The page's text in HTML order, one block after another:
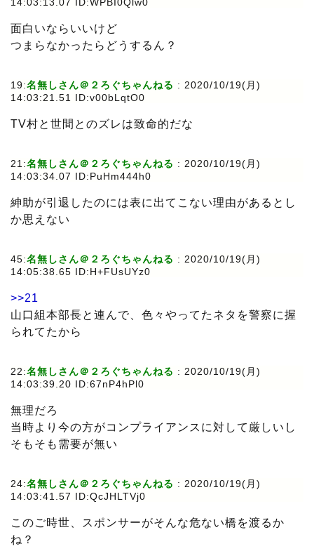
14:03:13.07 ID:WPBI0Qlw0
面白いならいいけど
つまらなかったらどうするん？
19:名無しさん＠２ろぐちゃんねる : 2020/10/19(月)
14:03:21.51 ID:v00bLqtO0
TV村と世間とのズレは致命的だな
21:名無しさん＠２ろぐちゃんねる : 2020/10/19(月)
14:03:34.07 ID:PuHm444h0
紳助が引退したのには表に出てこない理由があるとし
か思えない
45:名無しさん＠２ろぐちゃんねる : 2020/10/19(月)
14:05:38.65 ID:H+FUsUYz0
>>21
山口組本部長と連んで、色々やってたネタを警察に握
られてたから
22:名無しさん＠２ろぐちゃんねる : 2020/10/19(月)
14:03:39.20 ID:67nP4hPl0
無理だろ
当時より今の方がコンプライアンスに対して厳しいし
そもそも需要が無い
24:名無しさん＠２ろぐちゃんねる : 2020/10/19(月)
14:03:41.57 ID:QcJHLTVj0
このご時世、スポンサーがそんな危ない橋を渡るか
ね？